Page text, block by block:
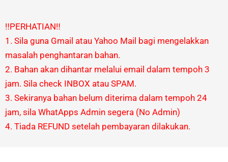
‼️PERHATIAN‼️
1. Sila guna Gmail atau Yahoo Mail bagi mengelakkan
masalah penghantaran bahan.
2. ⁠Bahan akan dihantar melalui email dalam tempoh 3
jam. Sila check INBOX atau SPAM.
3. ⁠Sekiranya bahan belum diterima dalam tempoh 24
jam, sila WhatApps Admin segera (No Admin)
4. Tiada REFUND setelah pembayaran dilakukan.